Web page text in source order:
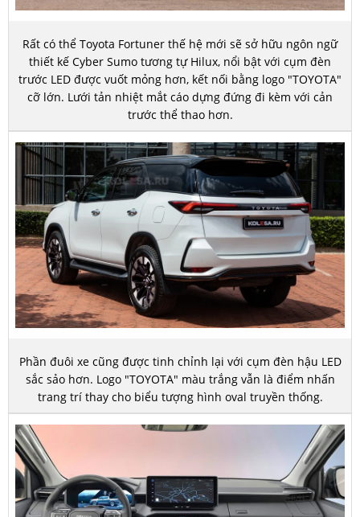
Rất có thể Toyota Fortuner thế hệ mới sẽ sở hữu ngôn ngữ
thiết kế Cyber Sumo tương tự Hilux, nổi bật với cụm đèn
trước LED được vuốt mỏng hơn, kết nối bằng logo "TOYOTA"
cỡ lớn. Lưới tản nhiệt mắt cáo dựng đứng đi kèm với cản
trước thể thao hơn.
Phần đuôi xe cũng được tinh chỉnh lại với cụm đèn hậu LED
sắc sảo hơn. Logo "TOYOTA" màu trắng vẫn là điểm nhấn
trang trí thay cho biểu tượng hình oval truyền thống.